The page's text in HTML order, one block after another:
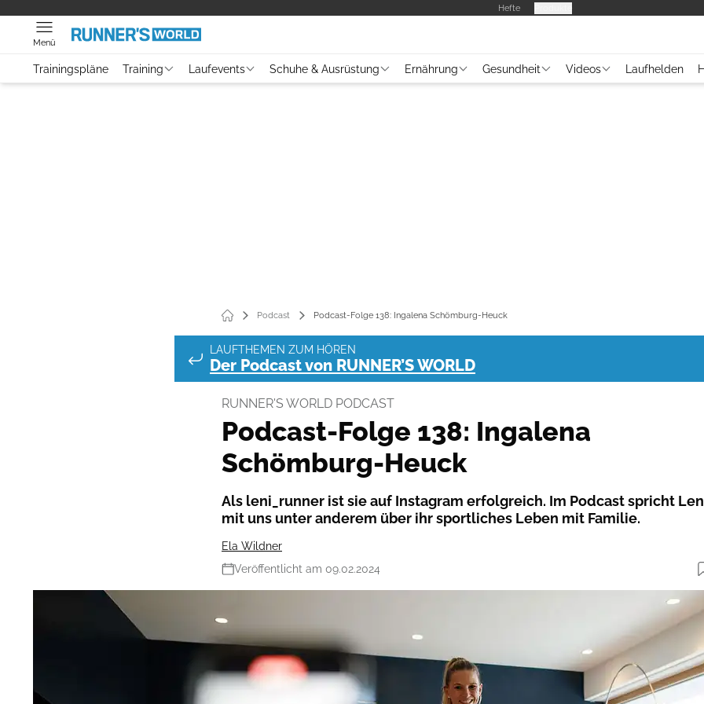
Hefte
Menü
Trainingspläne Training Laufevents Schuhe & Ausrüstung Ernährung Gesundheit Videos Laufhelden
Podcast Podcast-Folge 138: Ingalena Schömburg-Heuck
LAUFTHEMEN ZUM HÖREN
Der Podcast von RUNNER’S WORLD
RUNNER'S WORLD PODCAST
Podcast-Folge 138: Ingalena
Schömburg-Heuck
Als leni_runner ist sie auf Instagram erfolgreich. Im Podcast spricht
mit uns unter anderem über ihr sportliches Leben mit Familie.
Ela Wildner
Veröffentlicht am 09.02.2024